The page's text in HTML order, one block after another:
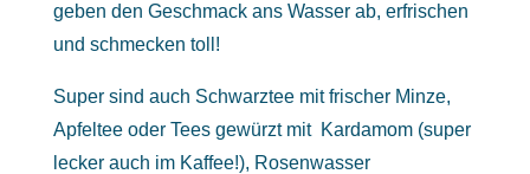
geben den Geschmack ans Wasser ab, erfrischen
und schmecken toll!
Super sind auch Schwarztee mit frischer Minze,
Apfeltee oder Tees gewürzt mit Kardamom (super
lecker auch im Kaffee!), Rosenwasser